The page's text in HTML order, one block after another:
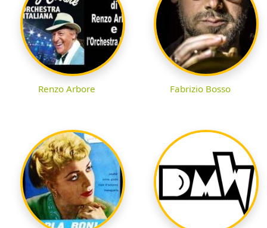
Renzo Arbore Fabrizio Bosso